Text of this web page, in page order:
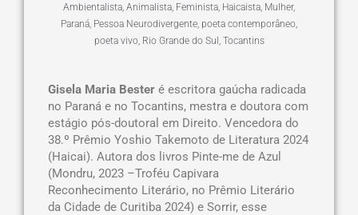
Ambientalista Animalista Feminista Haicaista Mulher,
Paraná Pessoa Neurodivergente poeta contemporâneo
poeta vivo, Rio Grande do Sul Tocantins
Gisela Maria Bester é escritora gaúcha radicada
no Paraná e no Tocantins, mestra e doutora com
estágio pós-doutoral em Direito. Vencedora do
38.º Prêmio Yoshio Takemoto de Literatura 2024
(Haicai). Autora dos livros Pinte-me de Azul
(Mondru, 2023 –Troféu Capivara
Reconhecimento Literário, no Prêmio Literário
da Cidade de Curitiba 2024) e Sorrir, esse